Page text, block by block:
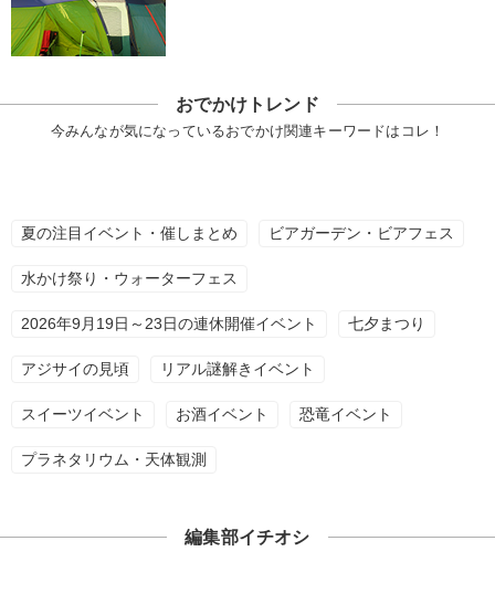
おでかけトレンド
今みんなが気になっているおでかけ関連キーワードはコレ！
夏の注目イベント・催しまとめ ビアガーデン・ビアフェス
水かけ祭り・ウォーターフェス
2026年9月19日～23日の連休開催イベント 七夕まつり
アジサイの見頃 リアル謎解きイベント
スイーツイベント お酒イベント 恐竜イベント
プラネタリウム・天体観測
編集部イチオシ